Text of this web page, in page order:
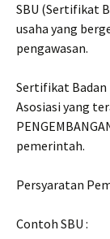
SBU (Sertifikat
usaha yang
pengawasan.
Sertifikat Badan
Asosiasi yang
pemerintah.
Persyaratan
Contoh SBU :